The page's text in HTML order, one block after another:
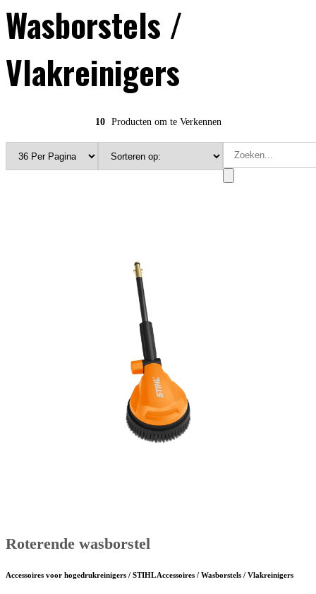
Wasborstels /
Vlakreinigers
10 Producten om te Verkennen
Roterende wasborstel
Accessoires voor hogedrukreinigers / STIHL Accessoires / Wasborstels / Vlakreinigers